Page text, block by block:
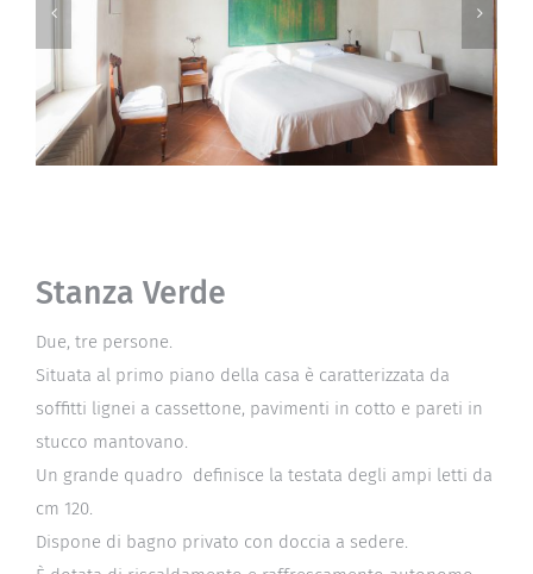
Stanza Verde
Due, tre persone.
Situata al primo piano della casa è caratterizzata da
soffitti lignei a cassettone, pavimenti in cotto e pareti in
stucco mantovano.
Un grande quadro definisce la testata degli ampi letti da
cm 120.
Dispone di bagno privato con doccia a sedere.